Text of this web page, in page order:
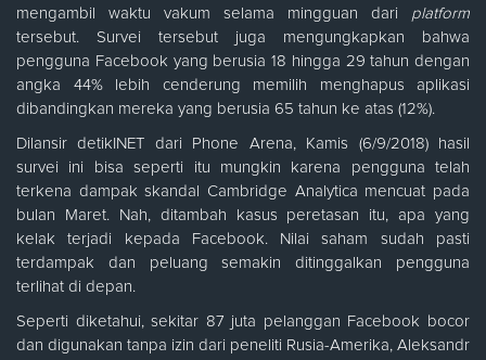
mengambil waktu vakum selama mingguan dari platform
tersebut. Survei tersebut juga mengungkapkan bahwa
pengguna Facebook yang berusia 18 hingga 29 tahun dengan
angka 44% lebih cenderung memilih menghapus aplikasi
dibandingkan mereka yang berusia 65 tahun ke atas (12%).
Dilansir detikINET dari Phone Arena, Kamis (6/9/2018) hasil
survei ini bisa seperti itu mungkin karena pengguna telah
terkena dampak skandal Cambridge Analytica mencuat pada
bulan Maret. Nah, ditambah kasus peretasan itu, apa yang
kelak terjadi kepada Facebook. Nilai saham sudah pasti
terdampak dan peluang semakin ditinggalkan pengguna
terlihat di depan.
Seperti diketahui, sekitar 87 juta pelanggan Facebook bocor
dan digunakan tanpa izin dari peneliti Rusia-Amerika, Aleksandr